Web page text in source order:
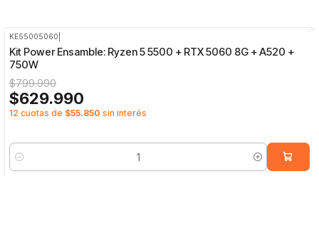
KE55005060
Kit Power Ensamble: Ryzen 5 5500 + RTX 5060 8G + A520 +
750W
$799.990
$629.990
12 cuotas de $55.850 sin interés
Cantidad